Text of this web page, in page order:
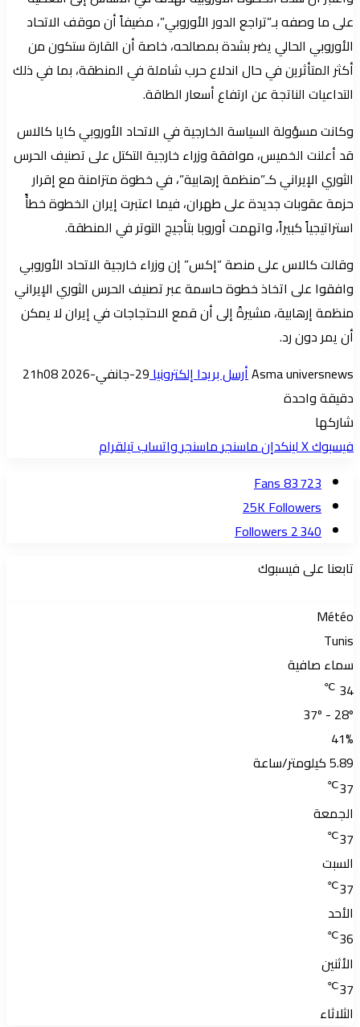
على ما وصفه بـ”تراجع الدور الأوروبي”، مضيفاً أن موقف الاتحاد
الأوروبي الحالي يضر بشدة بمصالحه، خاصة أن القارة ستكون من
أكثر المتأثرين في حال اندلاع حرب شاملة في المنطقة، بما في ذلك
التداعيات الناتجة عن ارتفاع أسعار الطاقة.
وكانت مسؤولة السياسة الخارجية في الاتحاد الأوروبي كايا كالاس
قد أعلنت الخميس، موافقة وزراء خارجية التكتل على تصنيف الحرس
الثوري الإيراني كـ”منظمة إرهابية”، في خطوة متزامنة مع إقرار
حزمة عقوبات جديدة على طهران، فيما اعتبرت إيران الخطوة خطأً
استراتيجياً كبيراً، واتهمت أوروبا بتأجيج التوتر في المنطقة.
وقالت كالاس على منصة “إكس” إن وزراء خارجية الاتحاد الأوروبي
وافقوا على اتخاذ خطوة حاسمة عبر تصنيف الحرس الثوري الإيراني
منظمة إرهابية، مشيرةً إلى أن قمع الاحتجاجات في إيران لا يمكن
أن يمر دون رد.
Asma universnewsأرسل بريدا إلكترونيا29-جانفي-2026 21h08
دقيقة واحدة
شاركها
فيسبوك‫Xلينكدإنماسنجرماسنجرواتسابتيلقرام
83 723
Fans
25KFollowers
2 340
Followers
تابعنا على فيسبوك
Météo
Tunis
سماء صافية
34
℃
37º - 28º
41%
5.89 كيلومتر/ساعة
37
℃
الجمعة
37
℃
السبت
37
℃
الأحد
36
℃
الأثنين
37
℃
الثلاثاء